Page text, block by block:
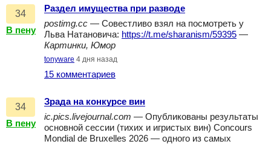
34
В пену
Раздел имущества при разводе
postimg.cc — Совестливо взял на посмотреть у
Льва Натановича: https://t.me/sharanism/59395 —
Картинки, Юмор
tonyware 4 дня назад
15 комментариев
34
В пену
Зрада на конкурсе вин
ic.pics.livejournal.com — Опубликованы результаты
основной сессии (тихих и игристых вин) Concours
Mondial de Bruxelles 2026 — одного из самых